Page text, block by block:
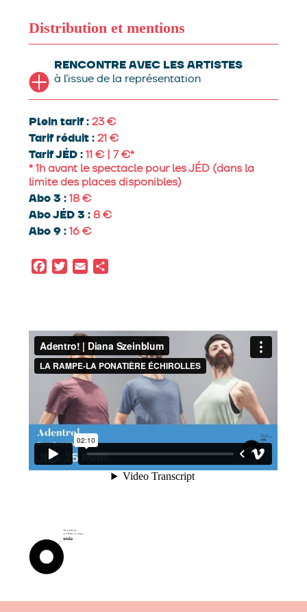
Distribution et mentions
chorégraphiqueDiana Szeinblum, Pablo
Castronovo, Bárbara Hang, Andrés Molina
interprétation
Krygierthème musical
des lumièresFacundo David
Facundo David
co-productionComplejo Teatral de Buenos
Aires
RENCONTRE AVEC LES ARTISTES
à l’issue de la représentation
Plein tarif :23
Tarif réduit :21
Tarif JÉD :11 € | 7 €*
* 1h avant le spectacle pour les JÉD (dans la
limite des places disponibles)
Abo 3 :18
Abo JÉD 3 :8
Abo 9 :16
Facebook
Twitter
Email